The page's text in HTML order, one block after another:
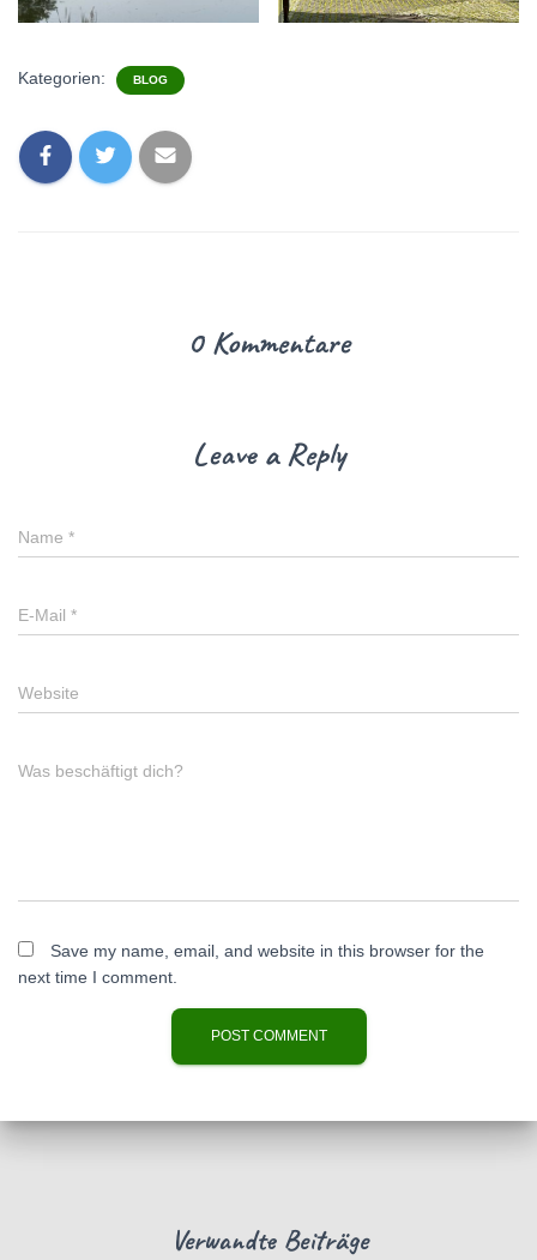
Kategorien: BLOG
0 Kommentare
Leave a Reply
Name *
E-Mail *
Website
Was beschäftigt dich?
Save my name, email, and website in this browser for the
next time I comment.
Verwandte Beiträge